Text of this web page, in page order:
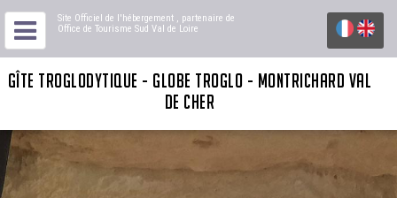
Site Officiel de l'hébergement , partenaire de
Office de Tourisme Sud Val de Loire
GÎTE TROGLODYTIQUE - GLOBE TROGLO - MONTRICHARD VAL
DE CHER